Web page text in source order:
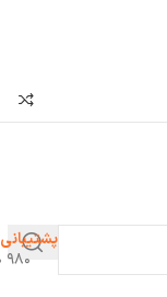
پشتیبانی 24 ساعته
۹۸۰ ۰۴۸۰ ۰۹۱۲